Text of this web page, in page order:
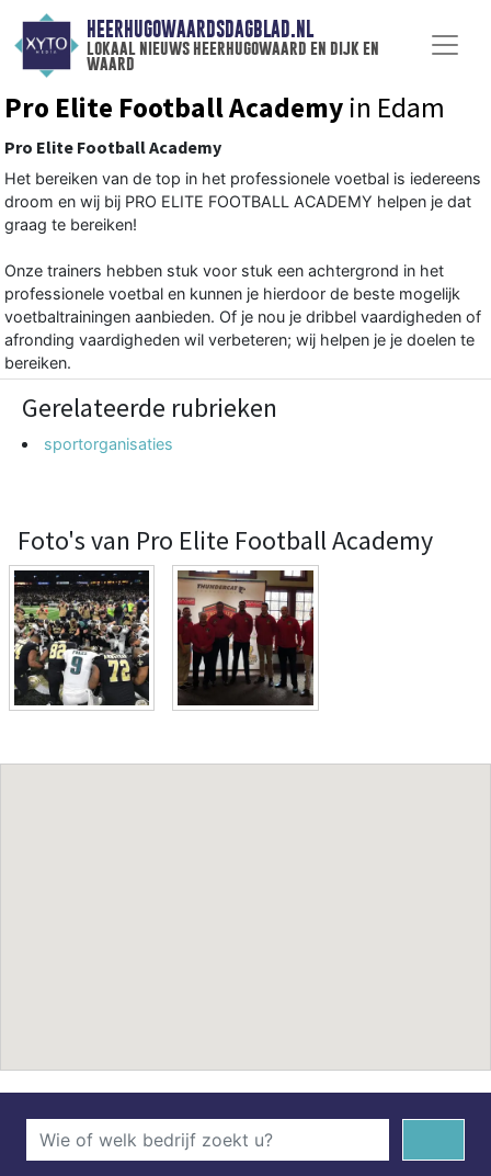
HEERHUGOWAARDSDAGBLAD.NL
lokaal nieuws heerhugowaard en dijk en
waard
Pro Elite Football Academy in Edam
Pro Elite Football Academy
Het bereiken van de top in het professionele voetbal is iedereens
droom en wij bij PRO ELITE FOOTBALL ACADEMY helpen je dat
graag te bereiken!
Onze trainers hebben stuk voor stuk een achtergrond in het
professionele voetbal en kunnen je hierdoor de beste mogelijk
voetbaltrainingen aanbieden. Of je nou je dribbel vaardigheden of
afronding vaardigheden wil verbeteren; wij helpen je je doelen te
bereiken.
Gerelateerde rubrieken
sportorganisaties
Foto's van Pro Elite Football Academy